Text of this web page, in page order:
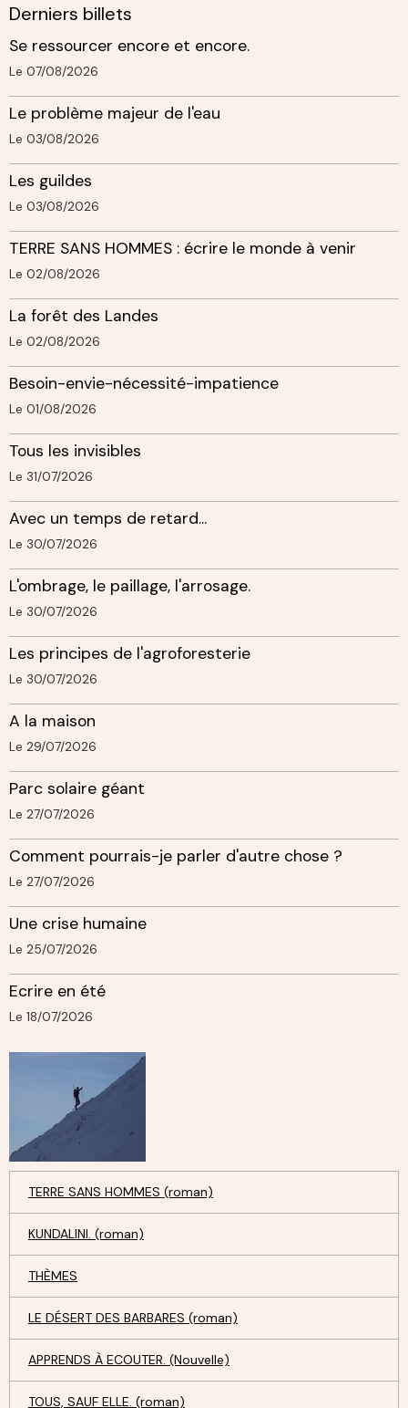
Derniers billets
Se ressourcer encore et encore.
Le 07/08/2026
Le problème majeur de l'eau
Le 03/08/2026
Les guildes
Le 03/08/2026
TERRE SANS HOMMES : écrire le monde à venir
Le 02/08/2026
La forêt des Landes
Le 02/08/2026
Besoin-envie-nécessité-impatience
Le 01/08/2026
Tous les invisibles
Le 31/07/2026
Avec un temps de retard...
Le 30/07/2026
L'ombrage, le paillage, l'arrosage.
Le 30/07/2026
Les principes de l'agroforesterie
Le 30/07/2026
A la maison
Le 29/07/2026
Parc solaire géant
Le 27/07/2026
Comment pourrais-je parler d'autre chose ?
Le 27/07/2026
Une crise humaine
Le 25/07/2026
Ecrire en été
Le 18/07/2026
TERRE SANS HOMMES (roman)
KUNDALINI. (roman)
THÈMES
LE DÉSERT DES BARBARES (roman)
APPRENDS À ECOUTER. (Nouvelle)
TOUS, SAUF ELLE. (roman)